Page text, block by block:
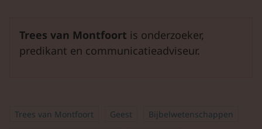
Trees van Montfoort is onderzoeker,
predikant en communicatieadviseur.
Trees van Montfoort Geest
Bijbelwetenschappen